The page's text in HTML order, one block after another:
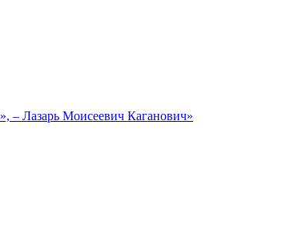
– Лазарь Моисеевич Каганович»